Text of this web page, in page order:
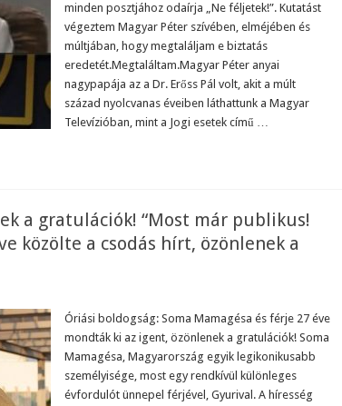
minden posztjához odaírja „Ne féljetek!”. Kutatást
végeztem Magyar Péter szívében, elméjében és
múltjában, hogy megtaláljam e biztatás
eredetét.Megtaláltam.Magyar Péter anyai
nagypapája az a Dr. Erőss Pál volt, akit a múlt
század nyolcvanas éveiben láthattunk a Magyar
Televízióban, mint a Jogi esetek című …
a gratulációk! “Most már publikus!
közölte a csodás hírt, özönlenek a
Óriási boldogság: Soma Mamagésa és férje 27 éve
mondták ki az igent, özönlenek a gratulációk! Soma
Mamagésa, Magyarország egyik legikonikusabb
személyisége, most egy rendkívül különleges
évfordulót ünnepel férjével, Gyurival. A híresség